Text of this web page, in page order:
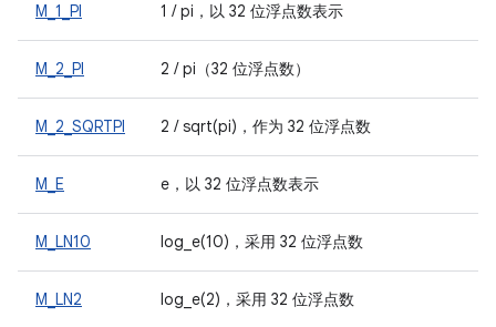
M_1_PI 1 / pi，以 32 位浮点数表示
M_2_PI 2 / pi（32 位浮点数）
M_2_SQRTPI 2 / sqrt(pi)，作为 32 位浮点数
M_E e，以 32 位浮点数表示
M_LN10 log_e(10)，采用 32 位浮点数
M_LN2 log_e(2)，采用 32 位浮点数